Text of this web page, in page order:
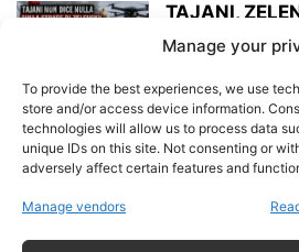
Manage your
To provide the best experiences, we use
store and/or access device information.
technologies will allow us to process data
unique IDs on this site. Not consenting or
adversely affect certain features and
Manage vendors
TAJANI,
DELLE
SAPPIAMO
admin - 16 Giugno
Le dimissioni
la fabbrica
25 Maggio